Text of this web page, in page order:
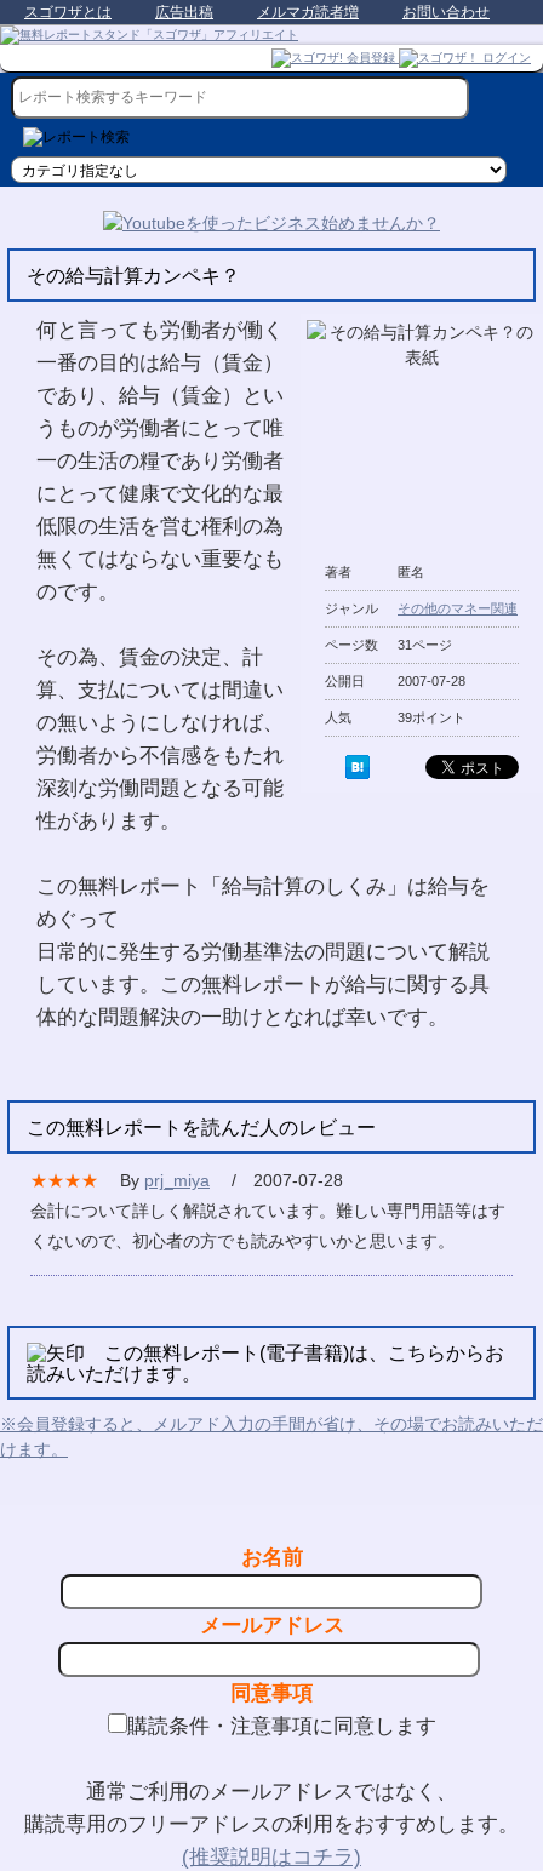
スゴワザとは 広告出稿 メルマガ読者増 お問い合わせ
その給与計算カンペキ？
著者 匿名
ジャンル その他のマネー関連
ページ数 31ページ
公開日 2007-07-28
人気 39ポイント
何と言っても労働者が働く
一番の目的は給与（賃金）
であり、給与（賃金）とい
うものが労働者にとって唯
一の生活の糧であり労働者
にとって健康で文化的な最
低限の生活を営む権利の為
無くてはならない重要なも
のです。
その為、賃金の決定、計
算、支払については間違い
の無いようにしなければ、
労働者から不信感をもたれ
深刻な労働問題となる可能
性があります。
この無料レポート「給与計算のしくみ」は給与を
めぐって
日常的に発生する労働基準法の問題について解説
しています。この無料レポートが給与に関する具
体的な問題解決の一助けとなれば幸いです。
この無料レポートを読んだ人のレビュー
★★★★ By prj_miya
/ 2007-07-28
会計について詳しく解説されています。難しい専門用語等はす
くないので、初心者の方でも読みやすいかと思います。
この無料レポート(電子書籍)は、こちらからお
読みいただけます。
※会員登録すると、メルアド入力の手間が省け、その場でお読みいただ
けます。
お名前
メールアドレス
同意事項
購読条件・注意事項に同意します
通常ご利用のメールアドレスではなく、
購読専用のフリーアドレスの利用をおすすめします。
(推奨説明はコチラ)